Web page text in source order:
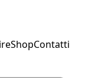
ShopContatti